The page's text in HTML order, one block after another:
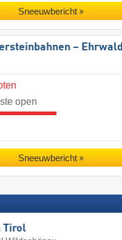
Sneeuwbericht
– Ehrwald
open
Sneeuwbericht
Tirol